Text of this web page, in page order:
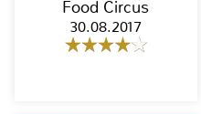
Food Circus
30.08.2017